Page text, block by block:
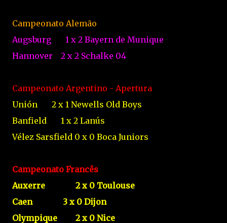
Campeonato Alemão
Augsburg
1 x 2 Bayern de Munique
Hannover
2 x 2 Schalke 04
Campeonato Argentino - Apertura
Unión
2 x 1 Newells Old Boys
Banfield
1 x 2 Lanús
Vélez Sarsfield 0 x 0 Boca Juniors
Campeonato Francês
Auxerre
2 x 0 Toulouse
Caen
3 x 0 Dijon
Olympique
2 x 0 Nice